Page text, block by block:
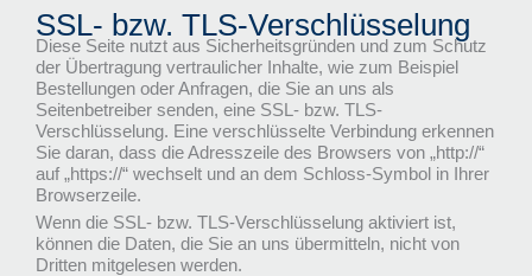
SSL- bzw. TLS-Verschlüsselung
Diese Seite nutzt aus Sicherheitsgründen und zum Schutz
der Übertragung vertraulicher Inhalte, wie zum Beispiel
Bestellungen oder Anfragen, die Sie an uns als
Seitenbetreiber senden, eine SSL- bzw. TLS-
Verschlüsselung. Eine verschlüsselte Verbindung erkennen
Sie daran, dass die Adresszeile des Browsers von „http://“
auf „https://“ wechselt und an dem Schloss-Symbol in Ihrer
Browserzeile.
Wenn die SSL- bzw. TLS-Verschlüsselung aktiviert ist,
können die Daten, die Sie an uns übermitteln, nicht von
Dritten mitgelesen werden.